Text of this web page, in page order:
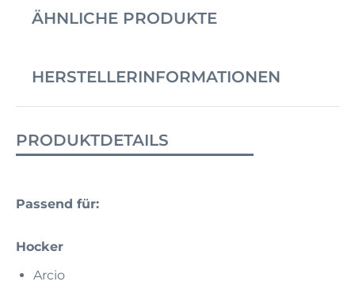
ÄHNLICHE PRODUKTE
HERSTELLERINFORMATIONEN
PRODUKTDETAILS
Passend für:
Hocker
Arcio